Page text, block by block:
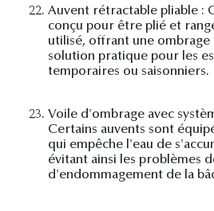
22. Auvent rétractable pliable :
conçu pour être plié et
utilisé, offrant une
solution pratique pour les
temporaires ou saisonniers.
23. Voile d'ombrage avec
Certains auvents sont
qui empêche l'eau de
évitant ainsi les problèmes
d'endommagement de la